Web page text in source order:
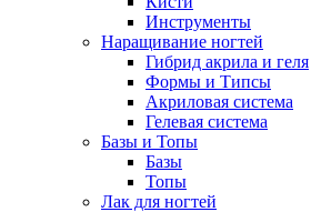
Инструменты
Наращивание ногтей
Гибрид акрила и геля
Формы и Типсы
Акриловая система
Гелевая система
Базы и Топы
Базы
Топы
Лак для ногтей